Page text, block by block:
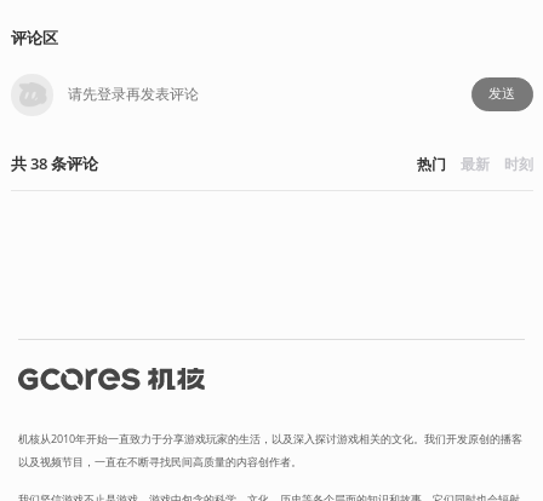
评论区
发送
共38条评论 热门 最新 时刻
机核从2010年开始一直致力于分享游戏玩家的生活，以及深入探讨游戏相关的文化。我们开发原创的播客
以及视频节目，一直在不断寻找民间高质量的内容创作者。